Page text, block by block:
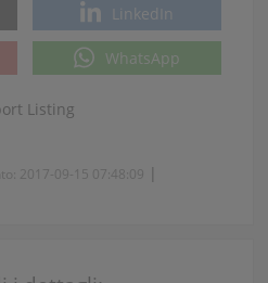
LinkedIn
WhatsApp
Listing
2017-09-15 07:48:09 |